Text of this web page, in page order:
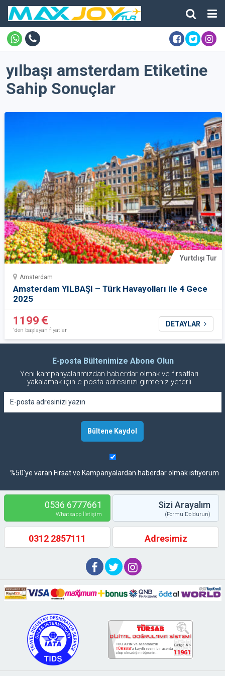
yılbaşı amsterdam Etiketine
Sahip Sonuçlar
Yurtdışı Tur
Amsterdam
Amsterdam YILBAŞI – Türk Havayolları ile 4 Gece
2025
1199
'den başlayan fiyatlar
DETAYLAR
E-posta Bültenimize Abone Olun
Yeni kampanyalarımızdan haberdar olmak ve fırsatları
yakalamak için e-posta adresinizi girmeniz yeterli
%50'ye varan Fırsat ve Kampanyalardan haberdar olmak istiyorum
0536 6777661
Whatsapp İletişim
Sizi Arayalım
(Formu Doldurun)
0312 2857111 Adresimiz